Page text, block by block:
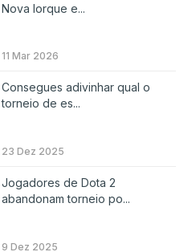
Nova Iorque e...
11 Mar 2026
Consegues adivinhar qual o
torneio de es...
23 Dez 2025
Jogadores de Dota 2
abandonam torneio po...
9 Dez 2025